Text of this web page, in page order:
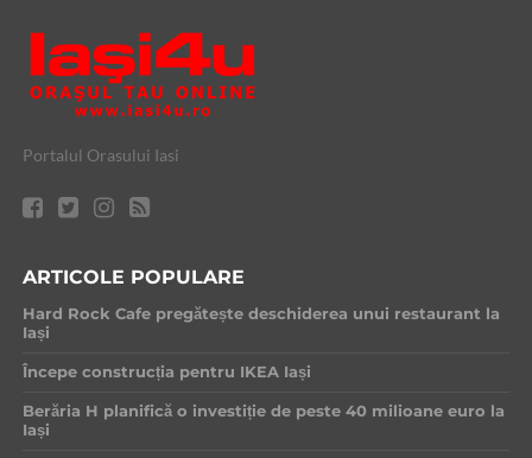
Portalul Orasului Iasi
ARTICOLE POPULARE
Hard Rock Cafe pregătește deschiderea unui restaurant la
Iași
Începe construcția pentru IKEA Iași
Berăria H planifică o investiție de peste 40 milioane euro la
Iași